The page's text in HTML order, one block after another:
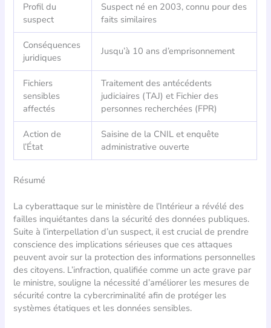
Profil du
suspect
Suspect né en 2003, connu pour des
faits similaires
Conséquences
juridiques
Jusqu’à 10 ans d’emprisonnement
Fichiers
sensibles
affectés
Traitement des antécédents
judiciaires (TAJ) et Fichier des
personnes recherchées (FPR)
Action de
l’État
Saisine de la CNIL et enquête
administrative ouverte
Résumé
La cyberattaque sur le ministère de l’Intérieur a révélé des
failles inquiétantes dans la sécurité des données publiques.
Suite à l’interpellation d’un suspect, il est crucial de prendre
conscience des implications sérieuses que ces attaques
peuvent avoir sur la protection des informations personnelles
des citoyens. L’infraction, qualifiée comme un acte grave par
le ministre, souligne la nécessité d’améliorer les mesures de
sécurité contre la cybercriminalité afin de protéger les
systèmes étatiques et les données sensibles.